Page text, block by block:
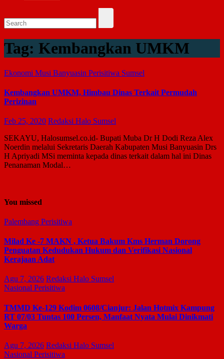
Tag: Kembangkan UMKM
Ekonomi Musi Banyuasin Perisitiwa Sumsel
Kembangkan UMKM, Himbau Dinas Terkait Permudah
Perizinan
Feb 25, 2020 Redaksi Halo Sumsel
SEKAYU, Halosumsel.co.id- Bupati Muba Dr H Dodi Reza Alex
Noerdin melalui Sekretaris Daerah Kabupaten Musi Banyuasin Drs
H Apriyadi MSi meminta kepada dinas terkait dalam hal ini Dinas
Penanaman Modal…
You missed
Palembang Perisitiwa
Milad Ke -7 MAKN , Ketua Bakum Kms Herman Dorong
Penguatan Kedudukan Hukum dan Verifikasi Nasional
Kerajaan Adat
Agu 7, 2026 Redaksi Halo Sumsel
Nasional Perisitiwa
TMMD Ke-129 Kodim 0608/Cianjur: Jalan Hotmix Kampung
RT 07/03 Tuntas 100 Persen, Manfaat Nyata Mulai Dinikmati
Warga
Agu 7, 2026 Redaksi Halo Sumsel
Nasional Perisitiwa